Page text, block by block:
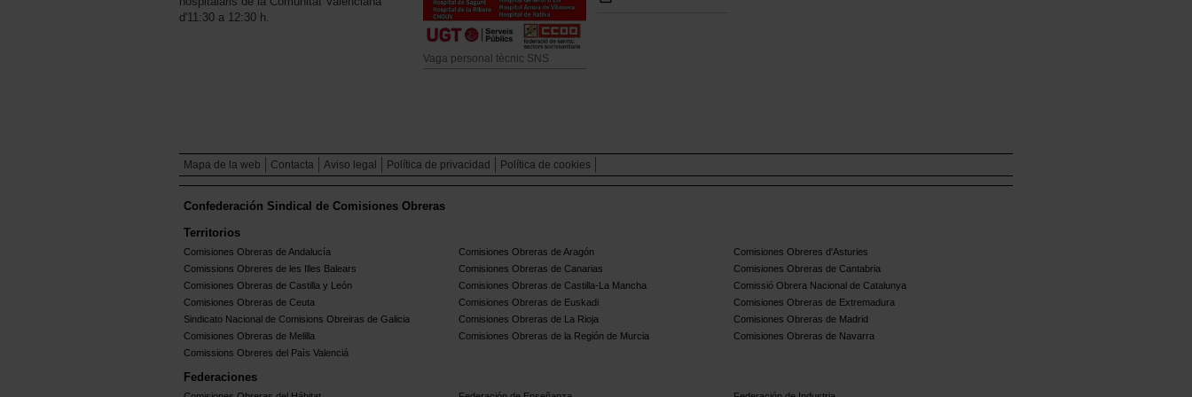
Vaga personal tècnic SNS
d'11:30 a 12:30 h.
Mapa de la web Contacta Aviso legal Política de privacidad Política de cookies
Confederación Sindical de Comisiones Obreras
Territorios
Comisiones Obreras de Andalucía Comisiones Obreras de Aragón
Comisiones Obreres d'Asturies
Comissions Obreres de les Illes Balears
Comisiones Obreras de Canarias
Comisiones Obreras de Cantabria
Comisiones Obreras de Castilla y León
Comisiones Obreras de Castilla-La Mancha
Comissió Obrera Nacional de Catalunya
Comisiones Obreras de Ceuta
Comisiones Obreras de Euskadi
Comisiones Obreras de Extremadura
Sindicato Nacional de Comisions Obreiras de Galicia
Comisiones Obreras de La Rioja
Comisiones Obreras de Madrid
Comisiones Obreras de Melilla
Comisiones Obreras de la Región de Murcia
Comisiones Obreras de Navarra
Comissions Obreres del Paìs Valenciá
Federaciones